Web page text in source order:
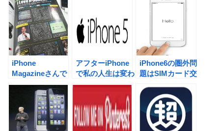
威だと発言。
iPhone
Magazineさんで
取り上げていただ
きました。
アフターiPhone
で私の人生は変わ
った。今回の５は
あえてauにして
みた！
iPhone6の圏外問
題はSIMカード交